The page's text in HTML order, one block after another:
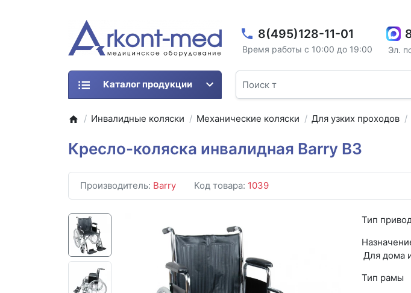
8(495)128-11-01
Время работы с 10:00 до 19:00 Эл.
Каталог продукции
Инвалидные коляски Механические коляски Для узких проходов
Кресло-коляска инвалидная Barry B3
Производитель: Barry Код товара: 1039
Тип
Для дома
Тип рамы